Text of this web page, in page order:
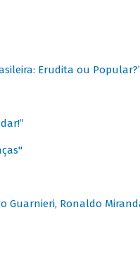
Erudita ou
Guarnieri, Ronaldo